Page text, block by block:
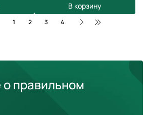
В корзину
1 2 3 4
правильном